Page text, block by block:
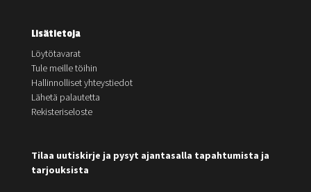
Lisätietoja
Löytötavarat
Tule meille töihin
Hallinnolliset yhteystiedot
Lähetä palautetta
Rekisteriseloste
Tilaa uutiskirje ja pysyt ajantasalla tapahtumista ja
tarjouksista